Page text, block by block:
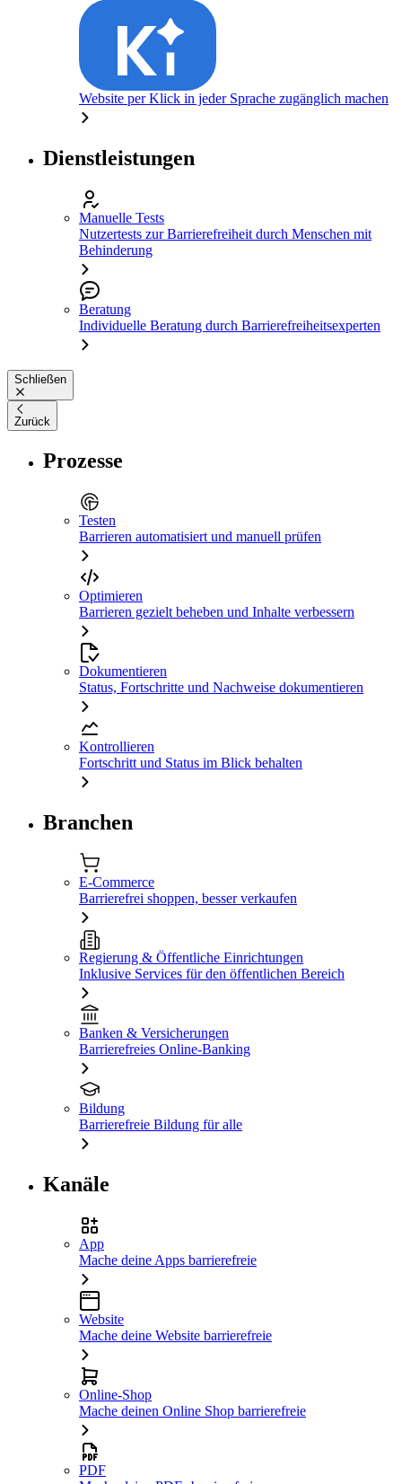
Website per Klick in jeder Sprache zugänglich machen
Dienstleistungen
Manuelle Tests
Nutzertests zur Barrierefreiheit durch Menschen mit
Behinderung
Beratung
Individuelle Beratung durch Barrierefreiheitsexperten
Schließen
Zurück
Prozesse
Testen
Barrieren automatisiert und manuell prüfen
Optimieren
Barrieren gezielt beheben und Inhalte verbessern
Dokumentieren
Status, Fortschritte und Nachweise dokumentieren
Kontrollieren
Fortschritt und Status im Blick behalten
Branchen
E-Commerce
Barrierefrei shoppen, besser verkaufen
Regierung & Öffentliche Einrichtungen
Inklusive Services für den öffentlichen Bereich
Banken & Versicherungen
Barrierefreies Online-Banking
Bildung
Barrierefreie Bildung für alle
Kanäle
App
Mache deine Apps barrierefreie
Website
Mache deine Website barrierefreie
Online-Shop
Mache deinen Online Shop barrierefreie
PDF